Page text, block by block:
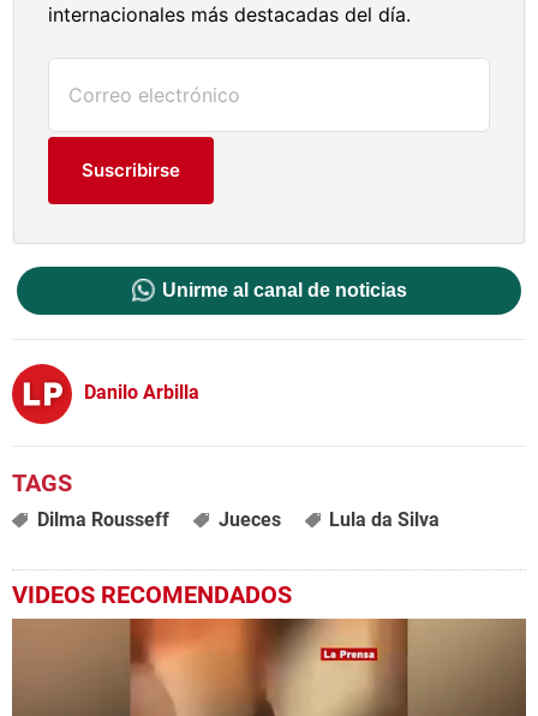
internacionales más destacadas del día.
Suscribirse
Unirme al canal de noticias
Danilo Arbilla
Dilma Rousseff Jueces Lula da Silva
VIDEOS RECOMENDADOS